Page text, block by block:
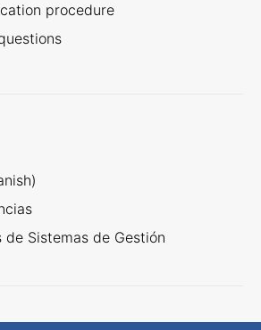
procedure
Sistemas de Gestión